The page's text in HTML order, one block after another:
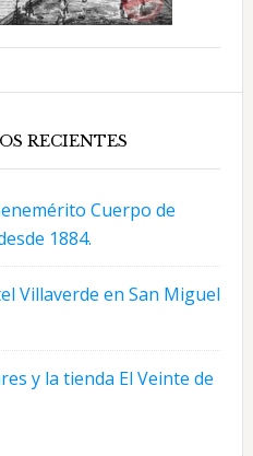
RECIENTES
Cuerpo de
1884.
Villaverde en San Miguel
y la tienda El Veinte de